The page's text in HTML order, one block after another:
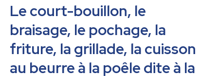
Le court-bouillon, le
braisage, le pochage, la
friture, la grillade, la cuisson
au beurre à la poêle dite à la